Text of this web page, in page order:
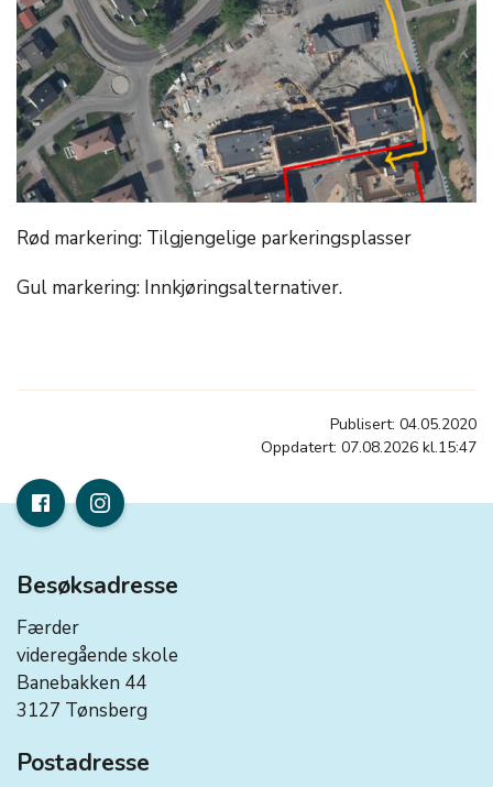
Rød markering: Tilgjengelige parkeringsplasser
Gul markering: Innkjøringsalternativer.
Publisert: 04.05.2020
Oppdatert: 07.08.2026 kl.15:47
Besøksadresse
Færder
videregående skole
Banebakken 44
3127 Tønsberg
Postadresse